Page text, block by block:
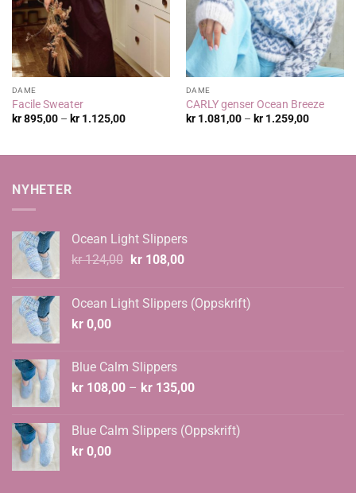
DAME
Facile Sweater
kr895,00 – kr1.125,00Prisområde:
DAME
CARLY genser Ocean Breeze
kr1.081,00 – kr1.259,00
NYHETER
Ocean Light Slippers
kr124,00 Opprinnelig
kr 124,00.
kr108,00Nåværende
kr 108,00.
Ocean Light Slippers (Oppskrift)
kr 0,00
Blue Calm Slippers
kr 108,00 – kr 135,00Prisområde:
kr 135,00
Blue Calm Slippers (Oppskrift)
kr 0,00